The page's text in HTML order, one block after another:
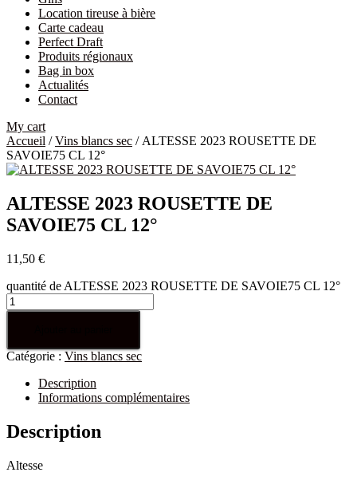
Location tireuse à bière
Carte cadeau
Perfect Draft
Produits régionaux
Bag in box
Actualités
Contact
My cart
Accueil /Vins blancs sec / ALTESSE 2023 ROUSETTE DE
SAVOIE75 CL 12°
ALTESSE 2023 ROUSETTE DE
SAVOIE75 CL 12°
11,50 €
quantité de ALTESSE 2023 ROUSETTE DE SAVOIE75 CL 12°
Catégorie : Vins blancs sec
Description
Informations complémentaires
Description
Altesse